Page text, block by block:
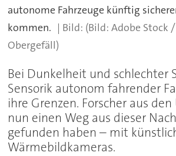
autonome Fahrzeuge künftig
kommen.
(Bild: Adobe Stock
Obergefäll)
Bei Dunkelheit und schlechter
Sensorik autonom fahrender
ihre Grenzen. Forscher aus
nun einen Weg aus dieser
gefunden haben – mit
Wärmebildkameras.